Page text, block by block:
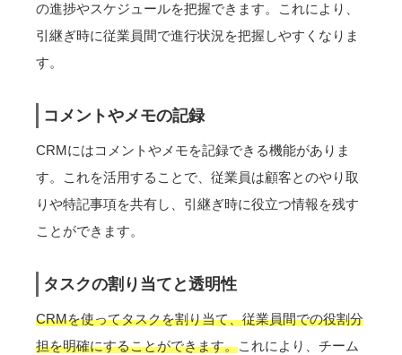
の進捗やスケジュールを把握できます。これにより、
引継ぎ時に従業員間で進行状況を把握しやすくなりま
す。
コメントやメモの記録
CRMにはコメントやメモを記録できる機能がありま
す。これを活用することで、従業員は顧客とのやり取
りや特記事項を共有し、引継ぎ時に役立つ情報を残す
ことができます。
タスクの割り当てと透明性
CRMを使ってタスクを割り当て、従業員間での役割分
担を明確にすることができます。これにより、チーム